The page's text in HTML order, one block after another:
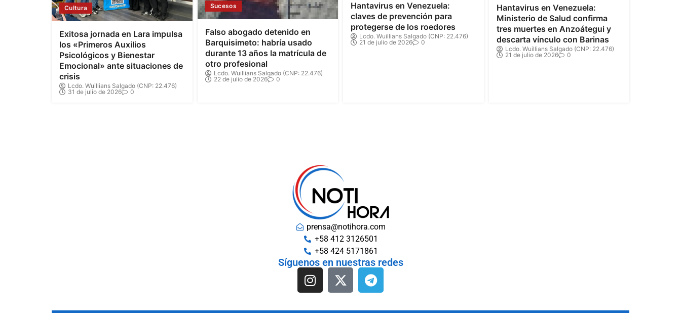
Cultura
Exitosa jornada en Lara impulsa
los «Primeros Auxilios
Psicológicos y Bienestar
Emocional» ante situaciones de
crisis
Lcdo. Wuillians Salgado (CNP: 22.476)
31 de julio de 2026
0
Sucesos
Falso abogado detenido en
Barquisimeto: habría usado
durante 13 años la matrícula de
otro profesional
Lcdo. Wuillians Salgado (CNP: 22.476)
22 de julio de 2026
0
Hantavirus en Venezuela:
claves de prevención para
protegerse de los roedores
Lcdo. Wuillians Salgado (CNP: 22.476)
21 de julio de 2026
0
Hantavirus en Venezuela:
Ministerio de Salud confirma
tres muertes en Anzoátegui y
descarta vínculo con Barinas
Lcdo. Wuillians Salgado (CNP: 22.476)
21 de julio de 2026
0
prensa@notihora.com
+58 412 3126501
+58 424 5171861
Síguenos en nuestras redes